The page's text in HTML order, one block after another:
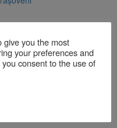
și alcool din UE
Unitatea 2 a centralei
give you the most
your preferences and
you consent to the use of